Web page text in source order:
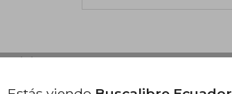
Originales.